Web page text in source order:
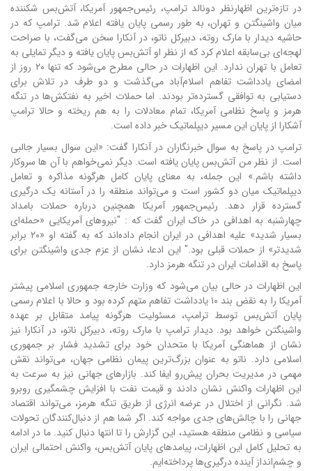
در تازه‌ترین اظهارنظر دونالد ترامپ، رئیس‌جمهور آمریکا، آتش‌بس شکننده
میان واشینگتن و تهران، به طور رسمی پایان یافته اعلام شد. ترامپ که در
حاشیه دیدار با مارک روته، دبیرکل ناتو، در آنکارا سخن می‌گفت، با صراحت
لهجه‌ای بی‌سابقه اعلام کرد که از نظر او آتش‌بس پایان یافته و دیگر تمایلی به
تعامل با تهران ندارد. این اظهارات در حالی مطرح می‌شود که تنها ۲۰ روز از
امضای یادداشت تفاهم اسلام‌آباد می‌گذشت و دو طرف در تلاش برای
دستیابی به توافقی گسترده‌تر بودند. اما حملات اخیر به نفتکش‌ها در تنگه
هرمز و پاسخ نظامی آمریکا، تمام معادلات را به هم ریخته و حالا ترامپ
آشکارا از پایان این مسیر دیپلماتیک خبر داده است.
ترامپ در پاسخ به سوال خبرنگاران در آنکارا گفت: «این سوال بسیار جالبی
است. از نظر من آتش‌بس پایان یافته است. دیگر نمی‌خواهم با آن ها سروکار
داشته باشم.» این جمله، به معنای پایان کامل هرگونه مذاکره و تعامل
دیپلماتیک میان دو کشور است و می‌تواند منطقه را در آستانه یک درگیری
گسترده قرار دهد. رئیس‌جمهور آمریکا همچنین درباره حملات بامداد
چهارشنبه به اهدافی در خاک ایران گفت که : "نیروهای آمریکایی «حمله‌ای
بسیار شدید» علیه اهدافی در ایران انجام داده‌اند که به گفته او «۲۰ برابر
شدیدتر» از حملات قبلی بود." این ادعا، نشان از عزم جدی واشینگتن برای
پاسخ به اقدامات ایران در تنگه هرمز دارد.
این اظهارات در حالی بیان می‌شود که وزارت خارجه جمهوری اسلامی پیشتر
آمریکا را به نقض بند ۱۰ یادداشت تفاهم متهم کرده بود و حالا با اعلام رسمی
پایان آتش‌بس توسط ترامپ، مسئولیت هرگونه پیامد متقابل بر عهده
واشینگتن خواهد بود. دیدار ترامپ با مارک روته، دبیرکل ناتو، در آنکارا نیز
نشان از هماهنگی آمریکا با متحدان خود برای تشدید فشار بر جمهوری
اسلامی دارد. ناتو به عنوان بزرگ‌ترین پیمان نظامی جهان، می‌تواند نقش
مهمی در مدیریت بحران پیش‌رو ایفا کند. بازارهای جهانی نیز به سرعت به
این اظهارات واکنش نشان دادند و قیمت نفت با افزایش چشمگیری روبرو
شد. نگرانی از اختلال در عرضه انرژی از طریق تنگه هرمز، می‌تواند اقتصاد
جهانی را با چالش‌های جدی مواجه کند. اگر شما هم از دنبال‌کنندگان تحولات
سیاسی و نظامی منطقه هستید، این گزارش را تا انتها دنبال کنید. ما در ادامه
به تحلیل کامل این اظهارات، پیامدهای پایان آتش‌بس، واکنش احتمالی ایران
و چشم‌انداز آینده درگیری‌ها پرداخته‌ایم.